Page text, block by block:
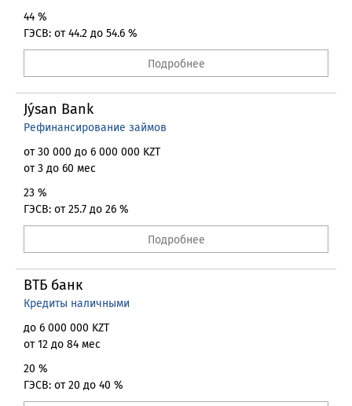
44 %
ГЭСВ: от 44.2 до 54.6 %
Подробнее
Jýsan Bank
Рефинансирование займов
от 30 000 до 6 000 000 KZT
от 3 до 60 мес
23 %
ГЭСВ: от 25.7 до 26 %
Подробнее
ВТБ банк
Кредиты наличными
до 6 000 000 KZT
от 12 до 84 мес
20 %
ГЭСВ: от 20 до 40 %